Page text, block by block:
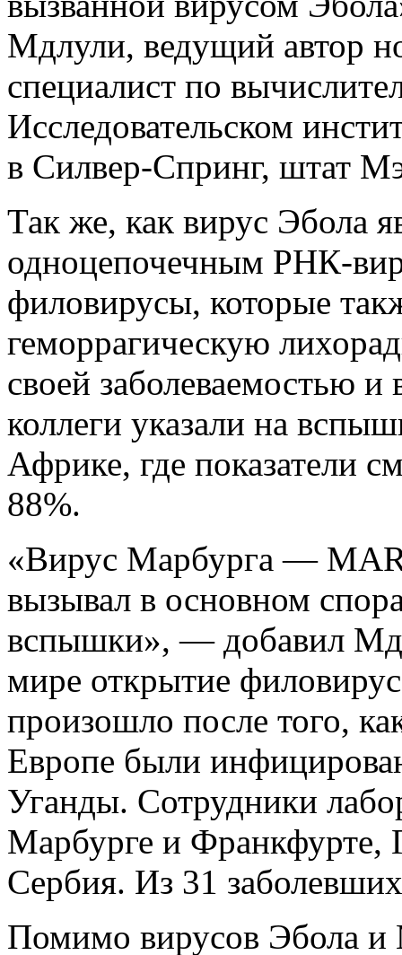
Мдлули, ведущий автор
специалист по
Исследовательском
в Силвер-Спринг, штат
Так же, как вирус Эбола
одноцепочечным РНК-
филовирусы, которые
геморрагическую
своей заболеваемостью
коллеги указали на
Африке, где показатели
88%.
«Вирус Марбурга —
вызывал в основном
вспышки», — добавил
мире открытие
произошло после того,
Европе были
Уганды. Сотрудники
Марбурге и Франкфурте,
Сербия. Из 31
Помимо вирусов Эбола и